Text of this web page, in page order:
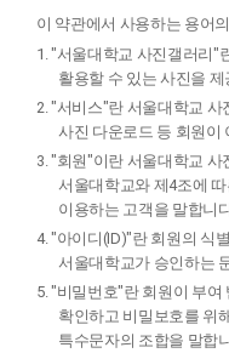
이 약관에서 사용하는 용어
1. "서울대학교 사진갤러리"
활용할 수 있는 사진을
2. "서비스"란 서울대학교
사진 다운로드 등 회원이
3. "회원"이란 서울대학교
서울대학교와 제4조에
이용하는 고객을 말합니
4. "아이디(ID)"란 회원의 식
서울대학교가 승인하는
5. "비밀번호"란 회원이 부
확인하고 비밀보호를 위
특수문자의 조합을 말합